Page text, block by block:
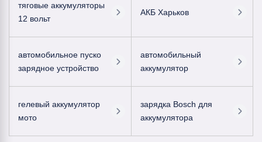
тяговые аккумуляторы
12 вольт
АКБ Харьков
автомобильное пуско
зарядное устройство
автомобильный
аккумулятор
гелевый аккумулятор
мото
зарядка Bosch для
аккумулятора